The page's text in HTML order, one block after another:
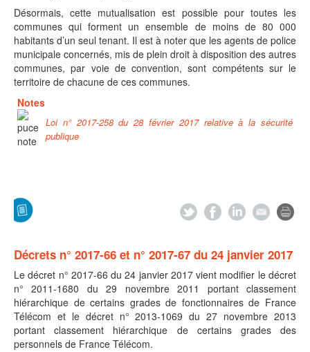
Désormais, cette mutualisation est possible pour toutes les
communes qui forment un ensemble de moins de 80 000
habitants d’un seul tenant. Il est à noter que les agents de police
municipale concernés, mis de plein droit à disposition des autres
communes, par voie de convention, sont compétents sur le
territoire de chacune de ces communes.
Notes
Loi n° 2017-258 du 28 février 2017 relative à la sécurité
publique
Décrets n° 2017-66 et n° 2017-67 du 24 janvier 2017
Le décret n° 2017-66 du 24 janvier 2017 vient modifier le décret
n° 2011-1680 du 29 novembre 2011 portant classement
hiérarchique de certains grades de fonctionnaires de France
Télécom et le décret n° 2013-1069 du 27 novembre 2013
portant classement hiérarchique de certains grades des
personnels de France Télécom.